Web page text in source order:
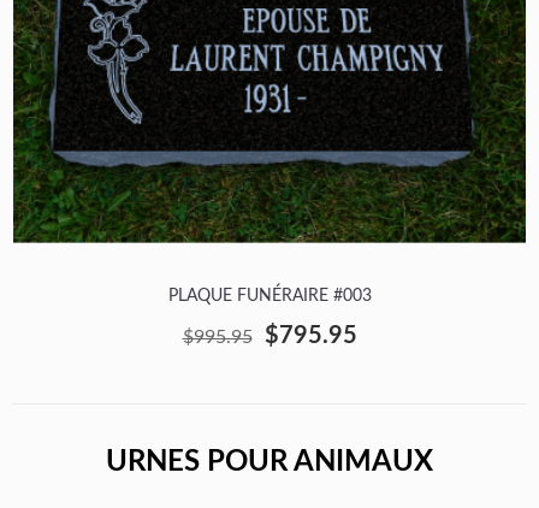
PLAQUE FUNÉRAIRE #003
$995.95 $795.95
URNES POUR ANIMAUX